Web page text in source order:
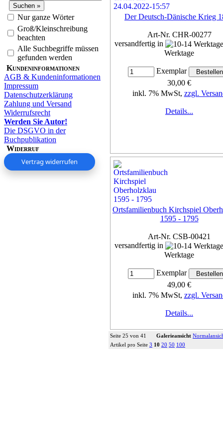
Nur ganze Wörter
Groß/Kleinschreibung
beachten
Alle Suchbegriffe müssen
gefunden werden
Kundeninformationen
AGB & Kundeninformationen
Impressum
Datenschutzerklärung
Zahlung und Versand
Widerrufsrecht
Werden Sie Autor!
Die DSGVO in der
Buchpublikation
Widerruf
Vertrag widerrufen
Der Deutsch-Dänische Krieg
Art-Nr. CHR-00277
versandfertig in
Werktage
Exemplar
30,00 €
inkl. 7% MwSt, zzgl.
Details...
Ortsfamilienbuch Kirchspiel
1595 - 1795
Art-Nr. CSB-00421
versandfertig in
Werktage
Exemplar
49,00 €
inkl. 7% MwSt, zzgl.
Details...
Seite 25 von 41 Galerieansicht
Artikel pro Seite 3 10 20 50 100